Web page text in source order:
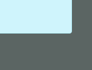
комфортной
среды